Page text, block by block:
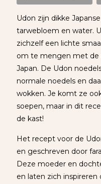
Udon zijn dikke
tarwebloem en water.
zichzelf een lichte
om te mengen met de
Japan. De Udon
normale noedels en
wokken. Je komt ze
soepen, maar in dit
de kast!
Het recept voor de
en geschreven door
Deze moeder en
en laten zich